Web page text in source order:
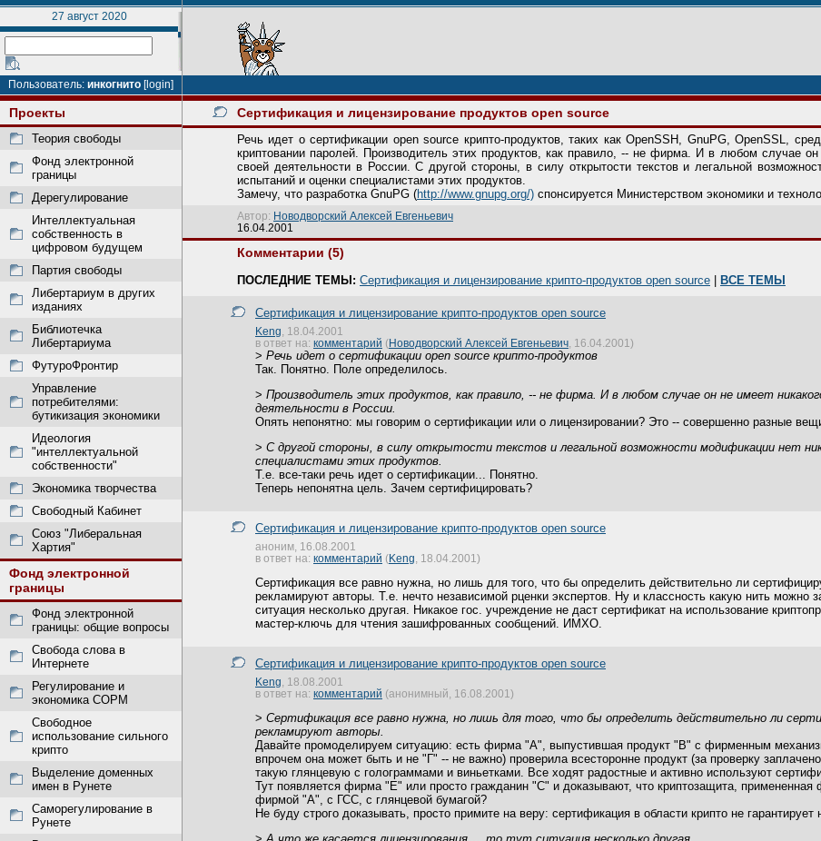
27 август 2020
Пользователь: инкогнито [login]
Проекты
Теория свободы
Фонд электронной
границы
Дерегулирование
Интеллектуальная
собственность в
цифровом будущем
Партия свободы
Либертариум в других
изданиях
Библиотечка
Либертариума
ФутуроФронтир
Управление
потребителями:
бутикизация экономики
Идеология
"интеллектуальной
собственности"
Экономика творчества
Свободный Кабинет
Союз "Либеральная
Хартия"
Фонд электронной
границы
Фонд электронной
границы: общие вопросы
Свобода слова в
Интернете
Регулирование и
экономика СОРМ
Свободное
использование сильного
крипто
Выделение доменных
имен в Рунете
Саморегулирование в
Рунете
Сертификация и лицензирование продуктов open source
Речь идет о сертификации open source крипто-продуктов, таких как OpenSSH, GnuPG, OpenSSL,
криптовании паролей. Производитель этих продуктов, как правило, -- не фирма. И в любом случае
своей деятельности в России. С другой стороны, в силу открытости текстов и легальной
испытаний и оценки специалистами этих продуктов.
Замечу, что разработка GnuPG (http://www.gnupg.org/) спонсируется Министерством экономики и
Автор: Новодворский Алексей Евгеньевич
16.04.2001
Комментарии (5)
ПОСЛЕДНИЕ ТЕМЫ: Сертификация и лицензирование крипто-продуктов open source ВСЕ ТЕМЫ
Сертификация и лицензирование крипто-продуктов open source
Keng , 18.04.2001
в ответ на: комментарий (Новодворский Алексей Евгеньевич , 16.04.2001)
> Речь идет о сертификации open source крипто-продуктов
Так. Понятно. Поле определилось.
> Производитель этих продуктов, как правило, -- не фирма. И в любом случае он не имеет
деятельности в России.
Опять непонятно: мы говорим о сертификации или о лицензировании? Это -- совершенно разные
> С другой стороны, в силу открытости текстов и легальной возможности модификации нет
специалистами этих продуктов.
Т.е. все-таки речь идет о сертификации... Понятно.
Теперь непонятна цель. Зачем сертифицировать?
Сертификация и лицензирование крипто-продуктов open source
аноним, 16.08.2001
в ответ на: комментарий (Keng , 18.04.2001)
Сертификация все равно нужна, но лишь для того, что бы определить действительно ли
рекламируют авторы. Т.е. нечто независимой рценки экспертов. Ну и классность какую нить можно
ситуация несколько другая. Никакое гос. учреждение не даст сертификат на использование
мастер-ключь для чтения зашифрованных сообщений. ИМХО.
Сертификация и лицензирование крипто-продуктов open source
Keng , 18.08.2001
в ответ на: комментарий (анонимный, 16.08.2001)
> Сертификация все равно нужна, но лишь для того, что бы определить действительно ли
рекламируют авторы.
Давайте промоделируем ситуацию: есть фирма "A", выпустившая продукт "B" с фирменным
впрочем она может быть и не "Г" -- не важно) проверила всесторонне продукт (за проверку
такую глянцевую с голограммами и виньетками. Все ходят радостные и активно используют
Тут появляется фирма "E" или просто гражданин "С" и доказывают, что криптозащита,
фирмой "A", с ГСС, с глянцевой бумагой?
Не буду строго доказывать, просто примите на веру: сертификация в области крипто не